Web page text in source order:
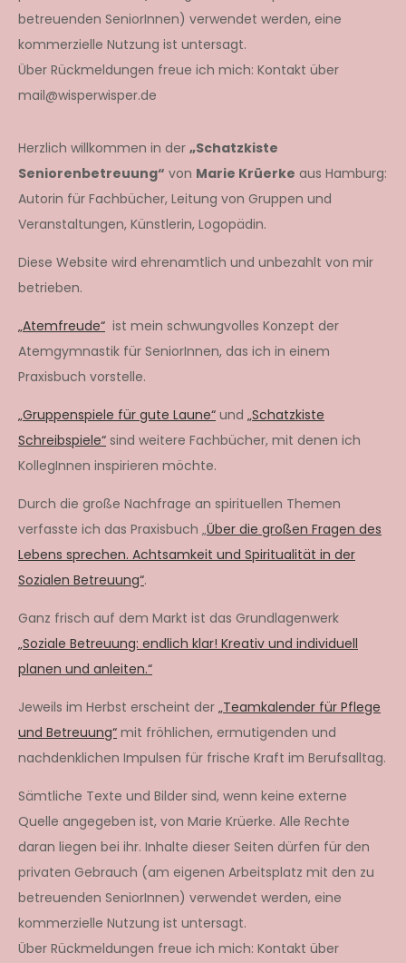
betreuenden SeniorInnen) verwendet werden, eine
kommerzielle Nutzung ist untersagt.
Über Rückmeldungen freue ich mich: Kontakt über
mail@wisperwisper.de
Herzlich willkommen in der „Schatzkiste
Seniorenbetreuung“ von Marie Krüerke aus Hamburg:
Autorin für Fachbücher, Leitung von Gruppen und
Veranstaltungen, Künstlerin, Logopädin.
Diese Website wird ehrenamtlich und unbezahlt von mir
betrieben.
„Atemfreude“ ist mein schwungvolles Konzept der
Atemgymnastik für SeniorInnen, das ich in einem
Praxisbuch vorstelle.
„Gruppenspiele für gute Laune“ und „Schatzkiste
Schreibspiele“ sind weitere Fachbücher, mit denen ich
KollegInnen inspirieren möchte.
Durch die große Nachfrage an spirituellen Themen
verfasste ich das Praxisbuch „Über die großen Fragen des
Lebens sprechen. Achtsamkeit und Spiritualität in der
Sozialen Betreuung“.
Ganz frisch auf dem Markt ist das Grundlagenwerk
„Soziale Betreuung: endlich klar! Kreativ und individuell
planen und anleiten.“
Jeweils im Herbst erscheint der „Teamkalender für Pflege
und Betreuung“ mit fröhlichen, ermutigenden und
nachdenklichen Impulsen für frische Kraft im Berufsalltag.
Sämtliche Texte und Bilder sind, wenn keine externe
Quelle angegeben ist, von Marie Krüerke. Alle Rechte
daran liegen bei ihr. Inhalte dieser Seiten dürfen für den
privaten Gebrauch (am eigenen Arbeitsplatz mit den zu
betreuenden SeniorInnen) verwendet werden, eine
kommerzielle Nutzung ist untersagt.
Über Rückmeldungen freue ich mich: Kontakt über